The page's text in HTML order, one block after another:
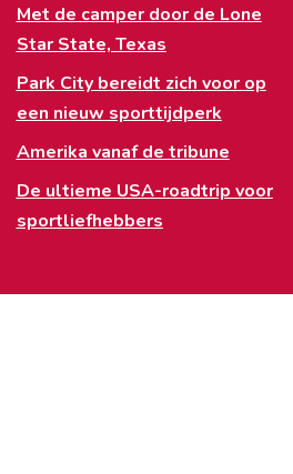
Met de camper door de Lone
Star State, Texas
Park City bereidt zich voor op
een nieuw sporttijdperk
Amerika vanaf de tribune
De ultieme USA-roadtrip voor
sportliefhebbers